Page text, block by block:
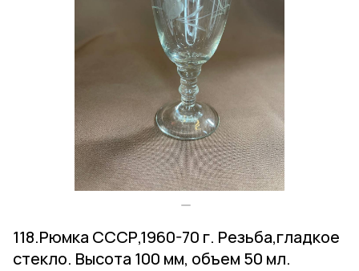
118.Рюмка СССР,1960-70 г. Резьба,гладкое
стекло. Высота 100 мм, объем 50 мл.